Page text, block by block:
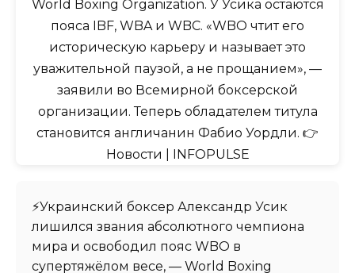
⚡️Украинский боксер Александр Усик
лишился звания абсолютного чемпиона
мира и освободил пояс WBO в
супертяжёлом весе, — World Boxing